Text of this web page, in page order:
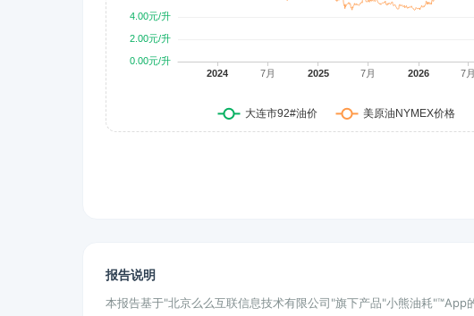
报告说明
本报告基于"北京么么互联信息技术有限公司"旗下产品"小熊油耗"™App